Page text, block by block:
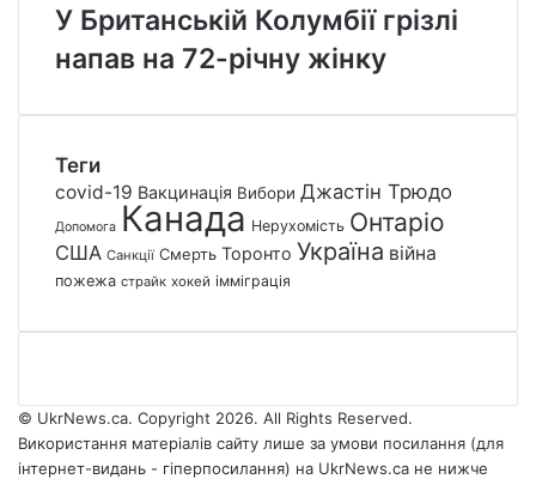
У Британській Колумбії грізлі
напав на 72-річну жінку
Теги
covid-19 Вакцинація Вибори Джастін Трюдо
Допомога Канада Нерухомість Онтаріо
США Санкції Смерть Торонто Україна війна
пожежа страйк хокей імміграція
© UkrNews.ca. Copyright 2026. All Rights Reserved.
Використання матеріалів сайту лише за умови посилання (для
інтернет-видань - гіперпосилання) на UkrNews.ca не нижче